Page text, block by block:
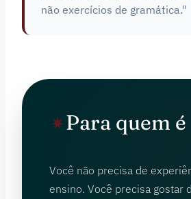
não exercícios de gramática."
Para quem é
Você não precisa de
ensino. Você precisa gostar